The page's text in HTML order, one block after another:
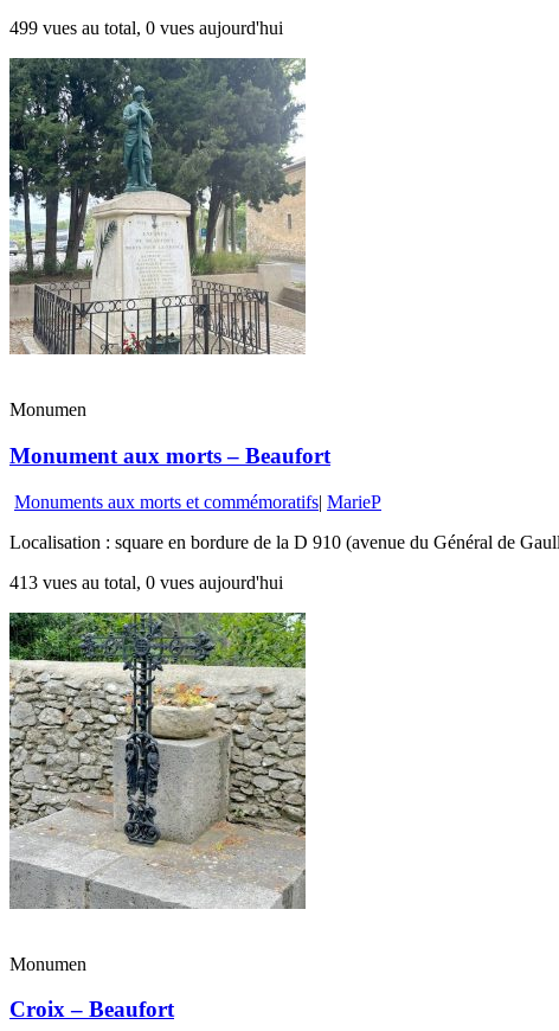
499 vues au total, 0 vues aujourd'hui
Monumen
Monument aux morts – Beaufort
Monuments aux morts et commémoratifs| MarieP
Localisation : square en bordure de la D 910 (avenue du Général de
413 vues au total, 0 vues aujourd'hui
Monumen
Croix – Beaufort